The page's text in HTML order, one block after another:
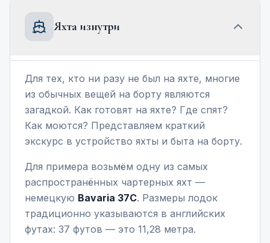
Яхта изнутри
Для тех, кто ни разу не был на яхте, многие
из обычных вещей на борту являются
загадкой. Как готовят на яхте? Где спят?
Как моются? Представляем краткий
экскурс в устройство яхты и быта на борту.
Для примера возьмём одну из самых
распространённых чартерных яхт —
немецкую Bavaria 37C. Размеры лодок
традиционно указываются в английских
футах: 37 футов — это 11,28 метра.